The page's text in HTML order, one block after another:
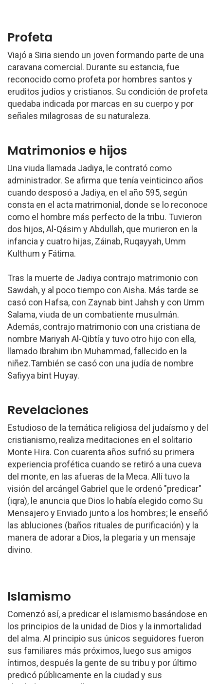
Profeta
Viajó a Siria siendo un joven formando parte de una
caravana comercial. Durante su estancia, fue
reconocido como profeta por hombres santos y
eruditos judíos y cristianos. Su condición de profeta
quedaba indicada por marcas en su cuerpo y por
señales milagrosas de su naturaleza.
Matrimonios e hijos
Una viuda llamada Jadiya, le contrató como
administrador. Se afirma que tenía veinticinco años
cuando desposó a Jadiya, en el año 595, según
consta en el acta matrimonial, donde se lo reconoce
como el hombre más perfecto de la tribu. Tuvieron
dos hijos, Al-Qásim y Abdullah, que murieron en la
infancia y cuatro hijas, Záinab, Ruqayyah, Umm
Kulthum y Fátima.
Tras la muerte de Jadiya contrajo matrimonio con
Sawdah, y al poco tiempo con Aisha. Más tarde se
casó con Hafsa, con Zaynab bint Jahsh y con Umm
Salama, viuda de un combatiente musulmán.
Además, contrajo matrimonio con una cristiana de
nombre Mariyah Al-Qibtía y tuvo otro hijo con ella,
llamado Ibrahim ibn Muhammad, fallecido en la
niñez.También se casó con una judía de nombre
Safiyya bint Huyay.
Revelaciones
Estudioso de la temática religiosa del judaísmo y del
cristianismo, realiza meditaciones en el solitario
Monte Hira. Con cuarenta años sufrió su primera
experiencia profética cuando se retiró a una cueva
del monte, en las afueras de la Meca. Allí tuvo la
visión del arcángel Gabriel que le ordenó "predicar"
(iqra), le anuncia que Dios lo había elegido como Su
Mensajero y Enviado junto a los hombres; le enseñó
las abluciones (baños rituales de purificación) y la
manera de adorar a Dios, la plegaria y un mensaje
divino.
Islamismo
Comenzó así, a predicar el islamismo basándose en
los principios de la unidad de Dios y la inmortalidad
del alma. Al principio sus únicos seguidores fueron
sus familiares más próximos, luego sus amigos
íntimos, después la gente de su tribu y por último
predicó públicamente en la ciudad y sus